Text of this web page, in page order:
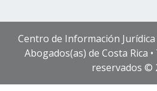
Centro de Información Jurídica
Abogados(as) de Costa Rica
reservados ©